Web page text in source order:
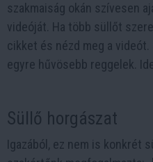
szakmaiság okán szívesen
videóját. Ha több süllőt
cikket és nézd meg a
egyre hűvösebb reggelek.
Süllő horgászat
Igazából, ez nem is konkrét